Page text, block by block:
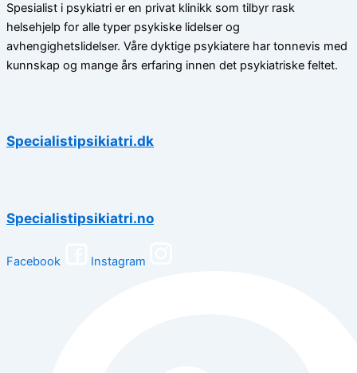
Spesialist i psykiatri er en privat klinikk som tilbyr rask
helsehjelp for alle typer psykiske lidelser og
avhengighetslidelser. Våre dyktige psykiatere har tonnevis med
kunnskap og mange års erfaring innen det psykiatriske feltet.
Specialistipsikiatri.dk
Specialistipsikiatri.no
Facebook Instagram